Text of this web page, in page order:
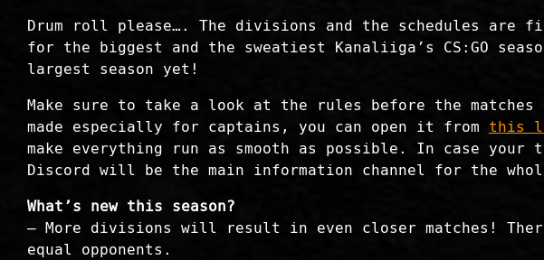
Drum roll please…. The divisions and the schedules are
for the biggest and the sweatiest Kanaliiga’s CS:GO
largest season yet!
Make sure to take a look at the rules before the
made especially for captains, you can open it from this
make everything run as smooth as possible. In case
Discord will be the main information channel for the
What’s new this season?
– More divisions will result in even closer matches!
equal opponents.